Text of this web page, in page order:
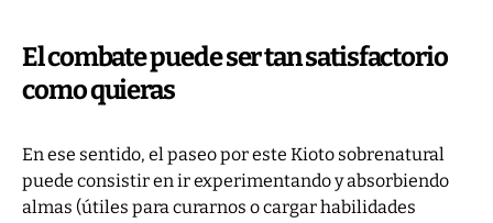
El combate puede ser tan satisfactorio
como quieras
En ese sentido, el paseo por este Kioto sobrenatural
puede consistir en ir experimentando y absorbiendo
almas (útiles para curarnos o cargar habilidades